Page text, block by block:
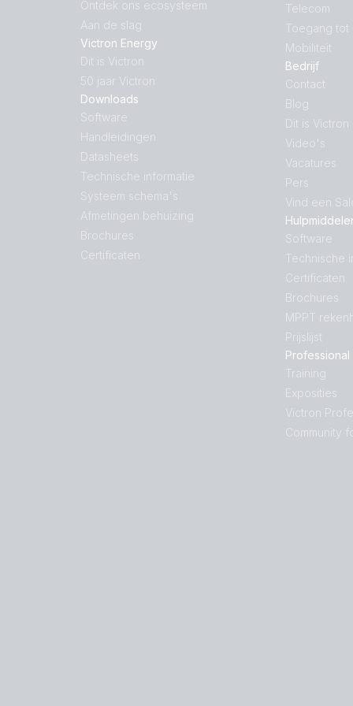
Ontdek ons ecosysteem
Aan de slag
Victron Energy
Dit is Victron
50 jaar Victron
Downloads
Software
Handleidingen
Datasheets
Technische informatie
Systeem schema's
Afmetingen behuizing
Brochures
Certificaten
Telecom
Toegang tot
Mobiliteit
Bedrijf
Contact
Blog
Dit is Victron
Video's
Vacatures
Pers
Vind een
Software
Technische
Certificaten
Brochures
MPPT
Prijslijst
Professional
Training
Exposities
Victron
Community